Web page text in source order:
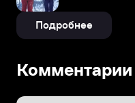
Подробнее
Комментарии